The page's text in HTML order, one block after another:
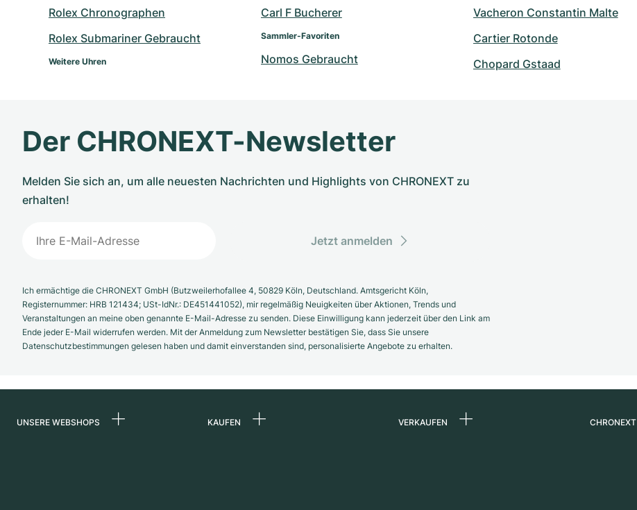
Rolex Chronographen
Rolex Submariner Gebraucht
Weitere Uhren
Carl F Bucherer
Sammler-Favoriten
Nomos Gebraucht
Vacheron Constantin Malte
Cartier Rotonde
Chopard Gstaad
Der CHRONEXT-Newsletter
Melden Sie sich an, um alle neuesten Nachrichten und Highlights von CHRONEXT zu
erhalten!
Jetzt anmelden
Ich ermächtige die CHRONEXT GmbH (Butzweilerhofallee 4, 50829 Köln, Deutschland. Amtsgericht Köln,
Registernummer: HRB 121434; USt-IdNr.: DE451441052), mir regelmäßig Neuigkeiten über Aktionen, Trends und
Veranstaltungen an meine oben genannte E-Mail-Adresse zu senden. Diese Einwilligung kann jederzeit über den Link am
Ende jeder E-Mail widerrufen werden. Mit der Anmeldung zum Newsletter bestätigen Sie, dass Sie unsere
Datenschutzbestimmungen gelesen haben und damit einverstanden sind, personalisierte Angebote zu erhalten.
UNSERE WEBSHOPS KAUFEN VERKAUFEN CHRONEXT